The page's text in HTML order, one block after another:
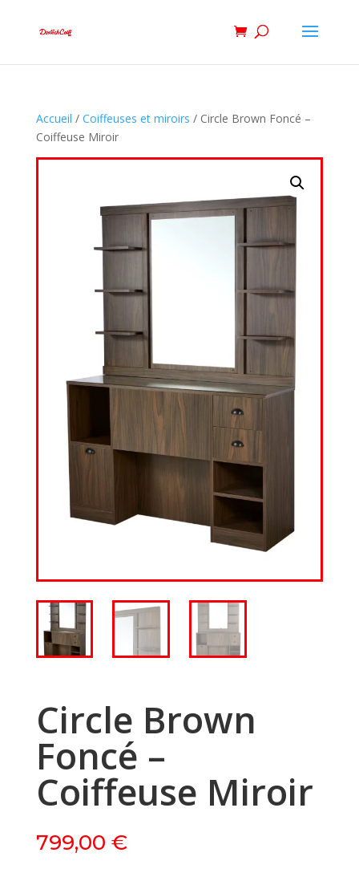
Accueil / Coiffeuses et miroirs / Circle Brown Foncé –
Coiffeuse Miroir
Circle Brown
Foncé –
Coiffeuse Miroir
799,00 €